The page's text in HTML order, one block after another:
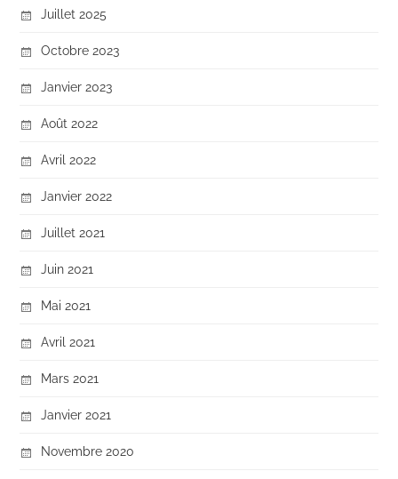
Juillet 2025
Octobre 2023
Janvier 2023
Août 2022
Avril 2022
Janvier 2022
Juillet 2021
Juin 2021
Mai 2021
Avril 2021
Mars 2021
Janvier 2021
Novembre 2020